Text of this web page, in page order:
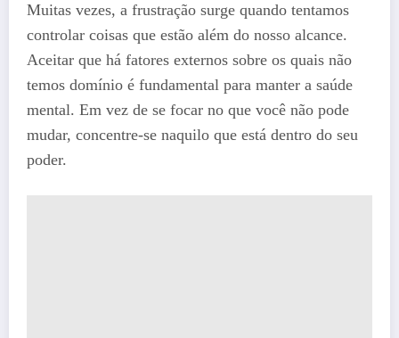
Muitas vezes, a frustração surge quando tentamos
controlar coisas que estão além do nosso alcance.
Aceitar que há fatores externos sobre os quais não
temos domínio é fundamental para manter a saúde
mental. Em vez de se focar no que você não pode
mudar, concentre-se naquilo que está dentro do seu
poder.